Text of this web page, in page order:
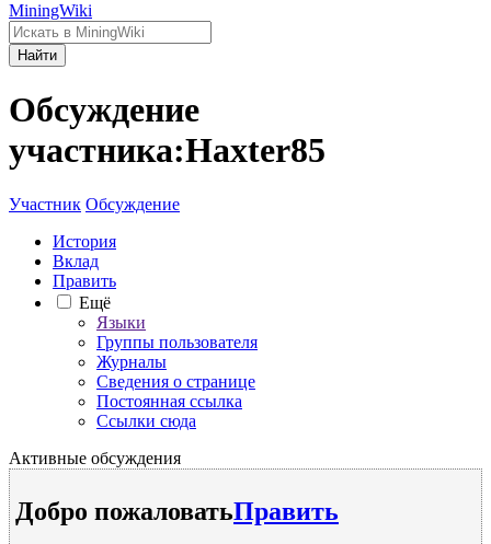
MiningWiki
Найти
Обсуждение
участника:Haxter85
Участник Обсуждение
История
Вклад
Править
Ещё
Языки
Группы пользователя
Журналы
Сведения о странице
Постоянная ссылка
Ссылки сюда
Активные обсуждения
Добро пожаловатьПравить